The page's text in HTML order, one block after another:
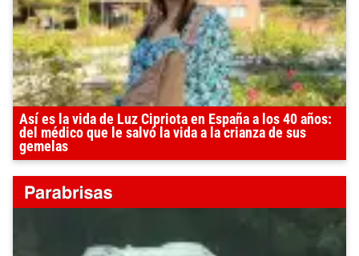
Así es la vida de Luz Cipriota en España a los 40 años:
del médico que le salvó la vida a la crianza de sus
gemelas